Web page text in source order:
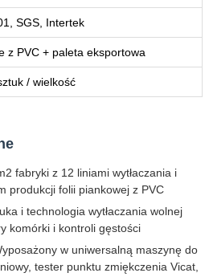
SGS, Intertek
z PVC + paleta eksportowa
/ wielkość
fabryki z 12 liniami wytłaczania i
produkcji folii piankowej z PVC
i technologia wytłaczania wolnej
komórki i kontroli gęstości
w uniwersalną maszynę do
tester punktu zmiękczenia Vicat,